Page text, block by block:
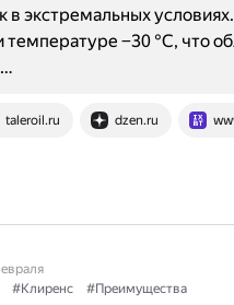
taleroil.ru dzen.ru
в экстремальных
−30 °С, что
#Клиренс #Преимущества